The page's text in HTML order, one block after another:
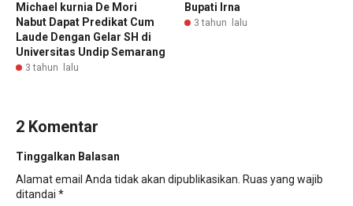
Michael kurnia De Mori
Nabut Dapat Predikat Cum
Laude Dengan Gelar SH di
Universitas Undip Semarang
3 tahun lalu
Bupati Irna
3 tahun lalu
2 Komentar
Tinggalkan Balasan
Alamat email Anda tidak akan dipublikasikan. Ruas yang wajib
ditandai *